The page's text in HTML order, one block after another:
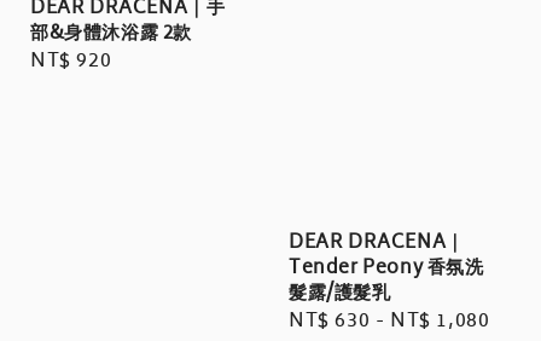
DEAR DRACENA｜手
部&身體沐浴露 2款
Regular
NT$ 920
DEAR DRACENA｜
Tender Peony 香氛洗
髮露/護髮乳
Regular
NT$ 630 - NT$ 1,080